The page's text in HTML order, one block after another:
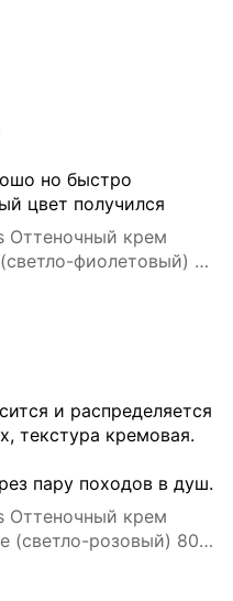
но быстро
цвет получился
Оттеночный крем
фиолетовый) 80
волос, уход за
и распределяется
текстура кремовая.
пару походов в душ.
Оттеночный крем
(светло-розовый) 80
волос, уход за